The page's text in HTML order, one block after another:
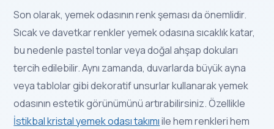
Son olarak, yemek odasının renk şeması da önemlidir.
Sıcak ve davetkar renkler yemek odasına sıcaklık katar,
bu nedenle pastel tonlar veya doğal ahşap dokuları
tercih edilebilir. Aynı zamanda, duvarlarda büyük ayna
veya tablolar gibi dekoratif unsurlar kullanarak yemek
odasının estetik görünümünü artırabilirsiniz. Özellikle
İstikbal kristal yemek odası takımıile hem renkleri hem